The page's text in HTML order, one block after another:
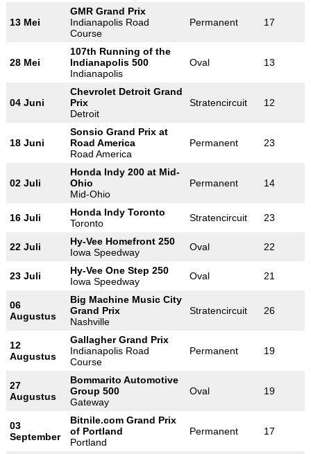
13 Mei
GMR Grand Prix
Indianapolis Road
Course
Permanent 17
28 Mei
107th Running of the
Indianapolis 500
Indianapolis
Oval 13
04 Juni
Chevrolet Detroit Grand
Prix
Detroit
Stratencircuit 12
18 Juni
Sonsio Grand Prix at
Road America
Road America
Permanent 23
02 Juli
Honda Indy 200 at Mid-
Ohio
Mid-Ohio
Permanent 14
16 Juli
Honda Indy Toronto
Toronto
Stratencircuit 23
22 Juli
Hy-Vee Homefront 250
Iowa Speedway
Oval 22
23 Juli
Hy-Vee One Step 250
Iowa Speedway
Oval 21
06
Augustus
Big Machine Music City
Grand Prix
Nashville
Stratencircuit 26
12
Augustus
Gallagher Grand Prix
Indianapolis Road
Course
Permanent 19
27
Augustus
Bommarito Automotive
Group 500
Gateway
Oval 19
03
September
Bitnile.com Grand Prix
of Portland
Portland
Permanent 17